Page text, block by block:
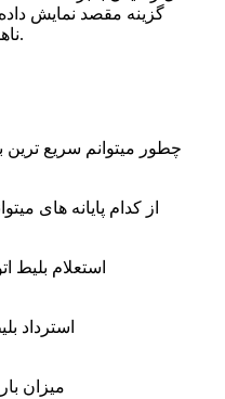
گزینه مقصد نمایش داده
ناهماهنگی در ادامه مسیر جلوگیری کند.
چطور میتوانم سریع ترین
از کدام پایانه های
استعلام بلیط
استرداد
میزان